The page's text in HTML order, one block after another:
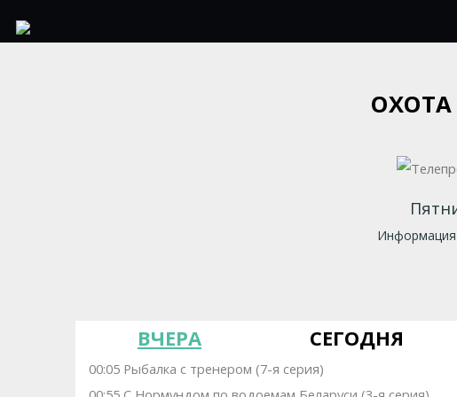
ОХОТА
Информация
ВЧЕРА СЕГОДНЯ
00:05 Рыбалка с тренером (7-я серия)